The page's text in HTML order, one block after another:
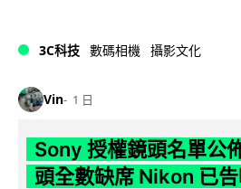
3C科技 數碼相機 攝影文化
Vin 1 日
Sony 授權鏡頭名單公
頭全數缺席 Nikon 已